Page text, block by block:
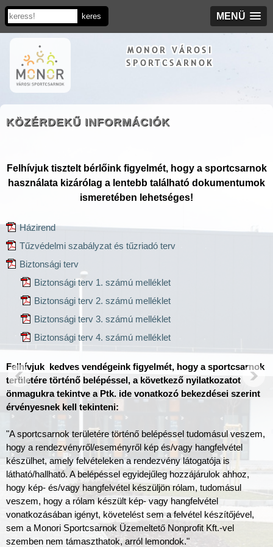
MENÜ
MONOR VÁROSI
SPORTCSARNOK
KÖZÉRDEKŰ INFORMÁCIÓK
Felhívjuk tisztelt bérlőink figyelmét, hogy a sportcsarnok
használata kizárólag a lentebb található dokumentumok
ismeretében lehetséges!
Házirend
Tűzvédelmi szabályzat és tűzriadó terv
Biztonsági terv
Biztonsági terv 1. számú melléklet
Biztonsági terv 2. számú melléklet
Biztonsági terv 3. számú melléklet
Biztonsági terv 4. számú melléklet
Felhívjuk kedves vendégeink figyelmét, hogy a sportcsarnok
területére történő belépéssel, a következő nyilatkozatot
önmagukra tekintve a Ptk. ide vonatkozó bekezdései szerint
érvényesnek kell tekinteni:
"A sportcsarnok területére történő belépéssel tudomásul veszem,
hogy a rendezvényről/eseményről kép és/vagy hangfelvétel
készülhet, amely felvételeken a rendezvény látogatója is
látható/hallható. A belépéssel egyidejűleg hozzájárulok ahhoz,
hogy kép- és/vagy hangfelvétel készüljön rólam, tudomásul
veszem, hogy a rólam készült kép- vagy hangfelvétel
vonatkozásában igényt, követelést sem a felvétel készítőjével,
sem a Monori Sportcsarnok Üzemeltető Nonprofit Kft.-vel
szemben nem támaszthatok, arról lemondok."